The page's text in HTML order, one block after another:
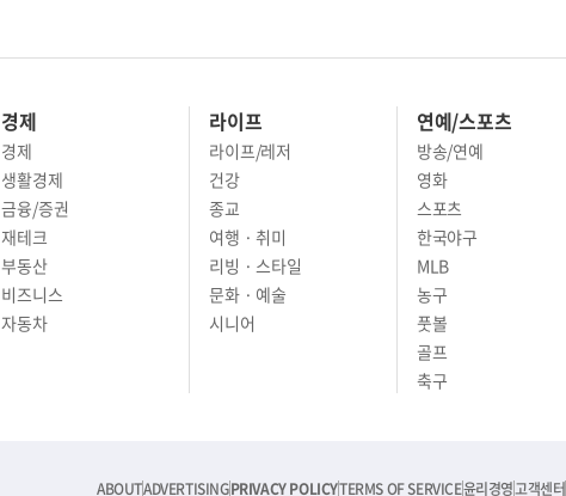
경제
경제
생활경제
금융/증권
재테크
부동산
비즈니스
자동차
라이프
라이프/레저
건강
종교
여행 · 취미
리빙 · 스타일
문화 · 예술
시니어
연예/스포츠
방송/연예
영화
스포츠
한국야구
MLB
농구
풋볼
골프
축구
ABOUTADVERTISINGPRIVACY POLICYTERMS OF SERVICE윤리경영고객센터